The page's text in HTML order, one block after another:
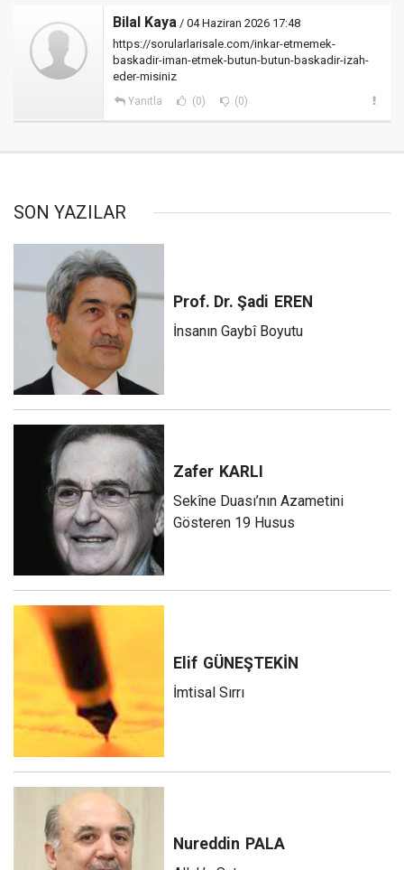
Bilal Kaya / 04 Haziran 2026 17:48
https://sorularlarisale.com/inkar-etmemek-
baskadir-iman-etmek-butun-butun-baskadir-izah-
eder-misiniz
Yanıtla (0) (0)
SON YAZILAR
Prof. Dr. Şadi EREN
İnsanın Gaybî Boyutu
Zafer KARLI
Sekîne Duası’nın Azametini
Gösteren 19 Husus
Elif GÜNEŞTEKİN
İmtisal Sırrı
Nureddin PALA